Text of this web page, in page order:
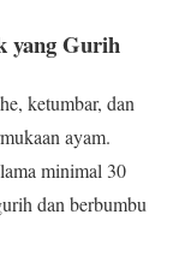
yang Gurih
ketumbar, dan
ayam.
minimal 30
dan berbumbu